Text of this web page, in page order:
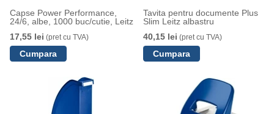
Capse Power Performance,
24/6, albe, 1000 buc/cutie, Leitz
17,55 lei (pret cu TVA)
Tavita pentru documente Plus
Slim Leitz albastru
40,15 lei (pret cu TVA)